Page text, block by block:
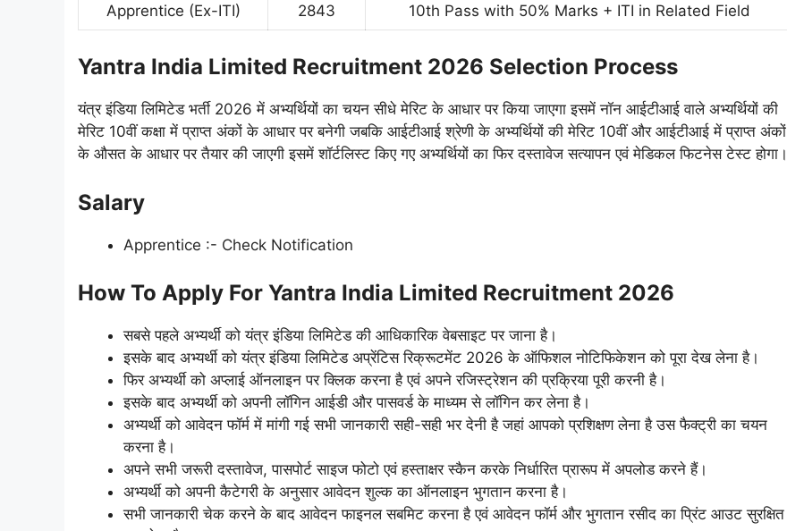
Apprentice (Ex-ITI) 2843 10th Pass with 50% Marks + ITI in Related Field
Yantra India Limited Recruitment 2026 Selection Process
यंत्र इंडिया लिमिटेड भर्ती 2026 में अभ्यर्थियों का चयन सीधे मेरिट के आधार पर किया जाएगा इसमें नॉन आईटीआई वाले अभ्यर्थियों की
मेरिट 10वीं कक्षा में प्राप्त अंकों के आधार पर बनेगी जबकि आईटीआई श्रेणी के अभ्यर्थियों की मेरिट 10वीं और आईटीआई में प्राप्त अंकों
के औसत के आधार पर तैयार की जाएगी इसमें शॉर्टलिस्ट किए गए अभ्यर्थियों का फिर दस्तावेज सत्यापन एवं मेडिकल फिटनेस टेस्ट होगा।
Salary
Apprentice :- Check Notification
How To Apply For Yantra India Limited Recruitment 2026
सबसे पहले अभ्यर्थी को यंत्र इंडिया लिमिटेड की आधिकारिक वेबसाइट पर जाना है।
इसके बाद अभ्यर्थी को यंत्र इंडिया लिमिटेड अप्रेंटिस रिक्रूटमेंट 2026 के ऑफिशल नोटिफिकेशन को पूरा देख लेना है।
फिर अभ्यर्थी को अप्लाई ऑनलाइन पर क्लिक करना है एवं अपने रजिस्ट्रेशन की प्रक्रिया पूरी करनी है।
इसके बाद अभ्यर्थी को अपनी लॉगिन आईडी और पासवर्ड के माध्यम से लॉगिन कर लेना है।
अभ्यर्थी को आवेदन फॉर्म में मांगी गई सभी जानकारी सही-सही भर देनी है जहां आपको प्रशिक्षण लेना है उस फैक्ट्री का चयन
करना है।
अपने सभी जरूरी दस्तावेज, पासपोर्ट साइज फोटो एवं हस्ताक्षर स्कैन करके निर्धारित प्रारूप में अपलोड करने हैं।
अभ्यर्थी को अपनी कैटेगरी के अनुसार आवेदन शुल्क का ऑनलाइन भुगतान करना है।
सभी जानकारी चेक करने के बाद आवेदन फाइनल सबमिट करना है एवं आवेदन फॉर्म और भुगतान रसीद का प्रिंट आउट सुरक्षित